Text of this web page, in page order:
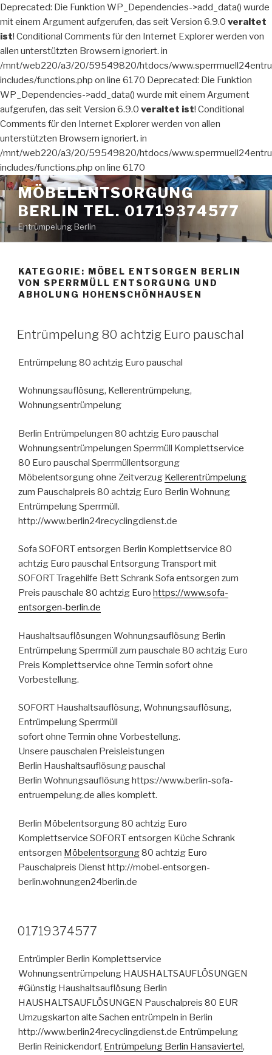
Deprecated: Die Funktion WP_Dependencies->add_data() wurde
mit einem Argument aufgerufen, das seit Version 6.9.0 veraltet
ist! Conditional Comments für den Internet Explorer werden von
allen unterstützten Browsern ignoriert. in
/mnt/web220/a3/20/59549820/htdocs/
includes/functions.php on line 6170 Deprecated: Die Funktion
WP_Dependencies->add_data() wurde mit einem Argument
aufgerufen, das seit Version 6.9.0 veraltet ist! Conditional
Comments für den Internet Explorer werden von allen
unterstützten Browsern ignoriert. in
/mnt/web220/a3/20/59549820/htdocs/
includes/functions.php on line 6170
Zum
Inhalt
springen
MÖBELENTSORGUNG
BERLIN TEL. 01719374577
Entrümpelung Berlin
KATEGORIE: MÖBEL ENTSORGEN BERLIN
VON SPERRMÜLL ENTSORGUNG UND
ABHOLUNG HOHENSCHÖNHAUSEN
VERÖFFENTLICHT
AM
Entrümpelung 80 achtzig Euro pauschal
Entrümpelung 80 achtzig Euro pauschal
Wohnungsauflösung, Kellerentrümpelung,
Wohnungsentrümpelung
Berlin Entrümpelungen 80 achtzig Euro pauschal
Wohnungsentrümpelungen Sperrmüll Komplettservice
80 Euro pauschal Sperrmüllentsorgung
Möbelentsorgung ohne Zeitverzug Kellerentrümpelung
zum Pauschalpreis 80 achtzig Euro Berlin Wohnung
Entrümpelung Sperrmüll.
http://www.berlin24recyclingdienst.de
Sofa SOFORT entsorgen Berlin Komplettservice 80
achtzig Euro pauschal Entsorgung Transport mit
SOFORT Tragehilfe Bett Schrank Sofa entsorgen zum
Preis pauschale 80 achtzig Euro https://www.sofa-
entsorgen-berlin.de
Haushaltsauflösungen Wohnungsauflösung Berlin
Entrümpelung Sperrmüll zum pauschale 80 achtzig Euro
Preis Komplettservice ohne Termin sofort ohne
Vorbestellung.
SOFORT Haushaltsauflösung, Wohnungsauflösung,
Entrümpelung Sperrmüll
sofort ohne Termin ohne Vorbestellung.
Unsere pauschalen Preisleistungen
Berlin Haushaltsauflösung pauschal
Berlin Wohnungsauflösung https://www.berlin-sofa-
entruempelung.de alles komplett.
Berlin Möbelentsorgung 80 achtzig Euro
Komplettservice SOFORT entsorgen Küche Schrank
entsorgen Möbelentsorgung80 achtzig Euro
Pauschalpreis Dienst http://mobel-entsorgen-
berlin.wohnungen24berlin.de
VERÖFFENTLICHT
AM
01719374577
Entrümpler Berlin Komplettservice
Wohnungsentrümpelung HAUSHALTSAUFLÖSUNGEN
#Günstig Haushaltsauflösung Berlin
HAUSHALTSAUFLÖSUNGEN Pauschalpreis 80 EUR
Umzugskarton alte Sachen entrümpeln in Berlin
http://www.berlin24recyclingdienst.de Entrümpelung
Berlin Reinickendorf, Entrümpelung Berlin Hansaviertel,